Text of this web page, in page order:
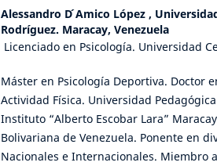
Alessandro D ́Amico López ,
Rodríguez. Maracay, Venezuela
Licenciado en Psicología. Universidad
Máster en Psicología Deportiva. Doctor
Actividad Física. Universidad
Instituto “Alberto Escobar Lara”
Bolivariana de Venezuela. Ponente en
Nacionales e Internacionales. Miembro